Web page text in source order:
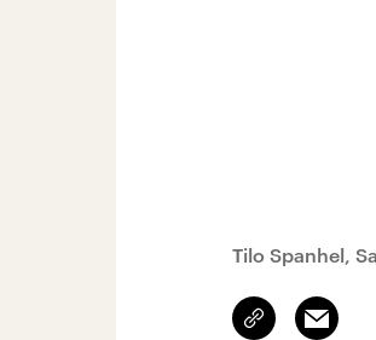
Tilo Spanhel,
Link
kopieren/teilen
Email